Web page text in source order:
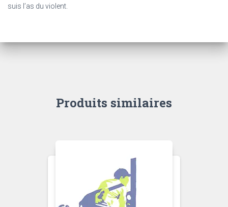
suis l’as du violent.
Produits similaires